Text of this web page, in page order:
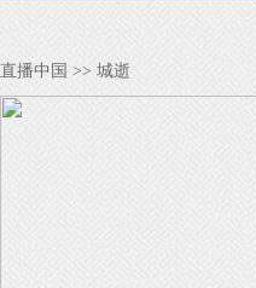
直播中国 >> 城逝